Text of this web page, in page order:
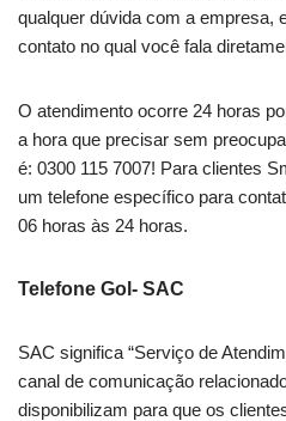
qualquer dúvida com a empresa,
contato no qual você fala
O atendimento ocorre 24 horas
a hora que precisar sem
é: 0300 115 7007! Para clientes
um telefone específico para
06 horas às 24 horas.
Telefone Gol- SAC
SAC significa “Serviço de
canal de comunicação
disponibilizam para que os